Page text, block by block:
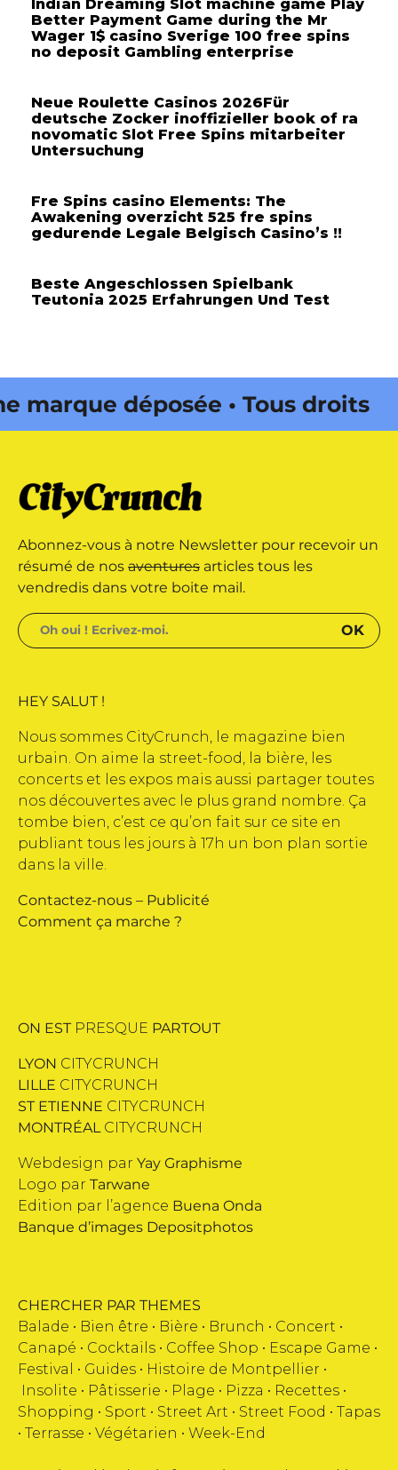
Indian Dreaming Slot machine game Play
Better Payment Game during the Mr
Wager 1$ casino Sverige 100 free spins
no deposit Gambling enterprise
Neue Roulette Casinos 2026Für
deutsche Zocker inoffizieller book of ra
novomatic Slot Free Spins mitarbeiter
Untersuchung
Fre Spins casino Elements: The
Awakening overzicht 525 fre spins
gedurende Legale Belgisch Casino’s !!
Beste Angeschlossen Spielbank
Teutonia 2025 Erfahrungen Und Test
déposée • Tous droits
déposée • Tous droits
par Buena Onda Web •
Abonnez-vous à notre Newsletter pour recevoir un
résumé de nos aventures articles tous les
vendredis dans votre boite mail.
HEY SALUT !
Nous sommes CityCrunch, le magazine bien
urbain. On aime la street-food, la bière, les
concerts et les expos mais aussi partager toutes
nos découvertes avec le plus grand nombre. Ça
tombe bien, c’est ce qu’on fait sur ce site en
publiant tous les jours à 17h un bon plan sortie
dans la ville.
Contactez-nous – Publicité
Comment ça marche ?
ON EST PRESQUE PARTOUT
LYON CITYCRUNCH
LILLE CITYCRUNCH
ST ETIENNE CITYCRUNCH
MONTRÉALCITYCRUNCH
Webdesign par Yay Graphisme
Logo par Tarwane
Edition par l’agence Buena Onda
Banque d’images Depositphotos
CHERCHER PAR THEMES
Balade • Bien être • Bière • Brunch • Concert •
Canapé • Cocktails • Coffee Shop • Escape Game •
Festival
• Guides • Histoire de Montpellier •
Insolite • Pâtisserie • Plage • Pizza • Recettes •
Shopping • Sport • Street Art • Street Food • Tapas
• Terrasse • Végétarien • Week-End